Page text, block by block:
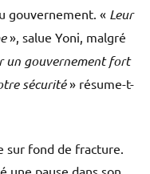
gouvernement. « Leur
», salue Yoni, malgré
un gouvernement fort
sécurité» résume-t-
sur fond de fracture.
une pause dans son